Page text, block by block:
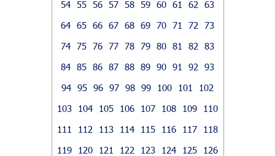
54 55 56 57 58 59 60 61 62
63
64 65 66 67 68 69 70 71 72
73
74 75 76 77 78 79 80 81 82
83
84 85 86 87 88 89 90 91 92
93
94 95 96 97 98 99 100 101
102
103
104 105 106 107 108 109
110
111
112 113 114 115 116 117
118
119
120 121 122 123 124 125
126